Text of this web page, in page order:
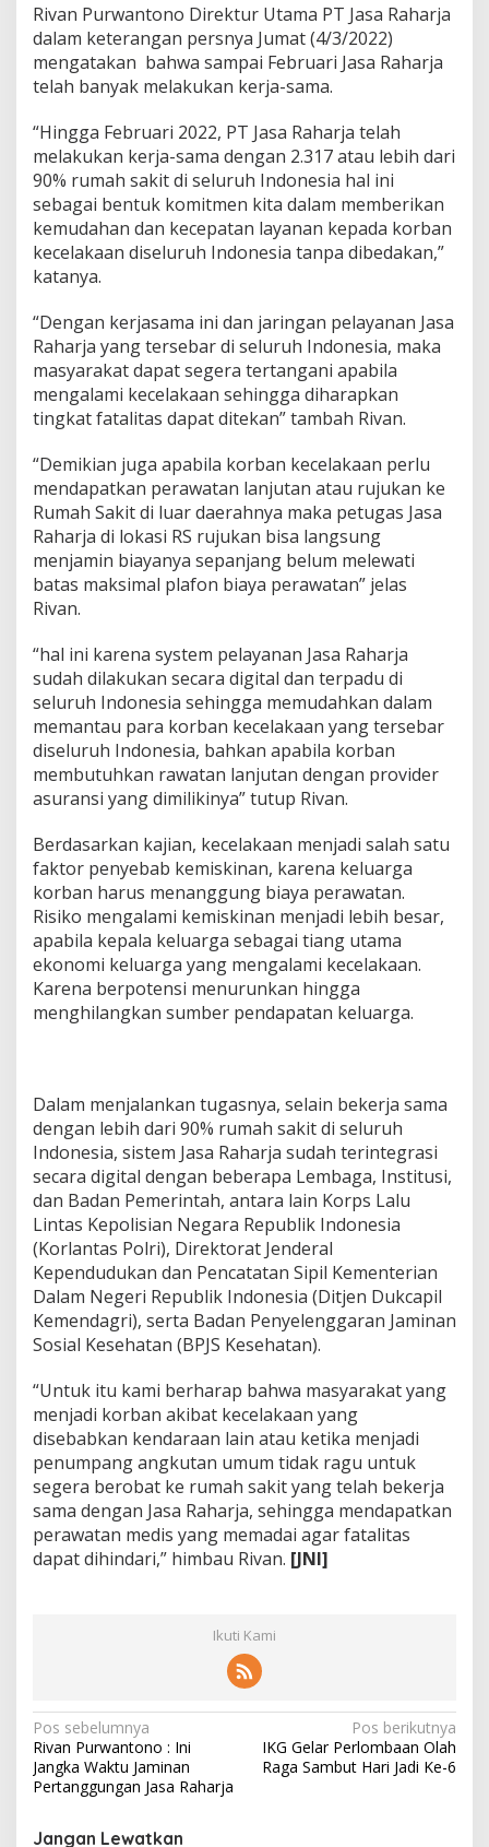
m
a
h
S
a
i
t
n
t
u
k
u
d
a
h
a
n
a
n
K
e
c
e
p
n
P
e
n
n
g
a
a
n
K
o
r
b
a
n
K
e
k
a
a
n
Rivan Purwantono Direktur Utama PT Jasa Raharja
dalam keterangan persnya Jumat (4/3/2022)
mengatakan bahwa sampai Februari Jasa Raharja
telah banyak melakukan kerja-sama.
“Hingga Februari 2022, PT Jasa Raharja telah
melakukan kerja-sama dengan 2.317 atau lebih dari
90% rumah sakit di seluruh Indonesia hal ini
sebagai bentuk komitmen kita dalam memberikan
kemudahan dan kecepatan layanan kepada korban
kecelakaan diseluruh Indonesia tanpa dibedakan,”
katanya.
“Dengan kerjasama ini dan jaringan pelayanan Jasa
Raharja yang tersebar di seluruh Indonesia, maka
masyarakat dapat segera tertangani apabila
mengalami kecelakaan sehingga diharapkan
tingkat fatalitas dapat ditekan” tambah Rivan.
“Demikian juga apabila korban kecelakaan perlu
mendapatkan perawatan lanjutan atau rujukan ke
Rumah Sakit di luar daerahnya maka petugas Jasa
Raharja di lokasi RS rujukan bisa langsung
menjamin biayanya sepanjang belum melewati
batas maksimal plafon biaya perawatan” jelas
Rivan.
“hal ini karena system pelayanan Jasa Raharja
sudah dilakukan secara digital dan terpadu di
seluruh Indonesia sehingga memudahkan dalam
memantau para korban kecelakaan yang tersebar
diseluruh Indonesia, bahkan apabila korban
membutuhkan rawatan lanjutan dengan provider
asuransi yang dimilikinya” tutup Rivan.
Berdasarkan kajian, kecelakaan menjadi salah satu
faktor penyebab kemiskinan, karena keluarga
korban harus menanggung biaya perawatan.
Risiko mengalami kemiskinan menjadi lebih besar,
apabila kepala keluarga sebagai tiang utama
ekonomi keluarga yang mengalami kecelakaan.
Karena berpotensi menurunkan hingga
menghilangkan sumber pendapatan keluarga.
Dalam menjalankan tugasnya, selain bekerja sama
dengan lebih dari 90% rumah sakit di seluruh
Indonesia, sistem Jasa Raharja sudah terintegrasi
secara digital dengan beberapa Lembaga, Institusi,
dan Badan Pemerintah, antara lain Korps Lalu
Lintas Kepolisian Negara Republik Indonesia
(Korlantas Polri), Direktorat Jenderal
Kependudukan dan Pencatatan Sipil Kementerian
Dalam Negeri Republik Indonesia (Ditjen Dukcapil
Kemendagri), serta Badan Penyelenggaran Jaminan
Sosial Kesehatan (BPJS Kesehatan).
“Untuk itu kami berharap bahwa masyarakat yang
menjadi korban akibat kecelakaan yang
disebabkan kendaraan lain atau ketika menjadi
penumpang angkutan umum tidak ragu untuk
segera berobat ke rumah sakit yang telah bekerja
sama dengan Jasa Raharja, sehingga mendapatkan
perawatan medis yang memadai agar fatalitas
dapat dihindari,” himbau Rivan. [JNI]
Ikuti Kami
N
a
v
i
Pos sebelumnya
Rivan Purwantono : Ini
Jangka Waktu Jaminan
Pertanggungan Jasa Raharja
Pos berikutnya
IKG Gelar Perlombaan Olah
Raga Sambut Hari Jadi Ke-6
Jangan Lewatkan